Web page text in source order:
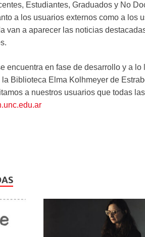
Estudiantes, Graduados y No
a los usuarios externos como a los
van a aparecer las noticias
encuentra en fase de desarrollo y a
Biblioteca Elma Kolhmeyer de
a nuestros usuarios que todas